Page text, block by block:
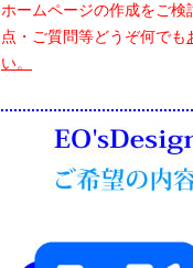
ホームページの作成をご検
点・ご質問等どうぞ何でも
い。